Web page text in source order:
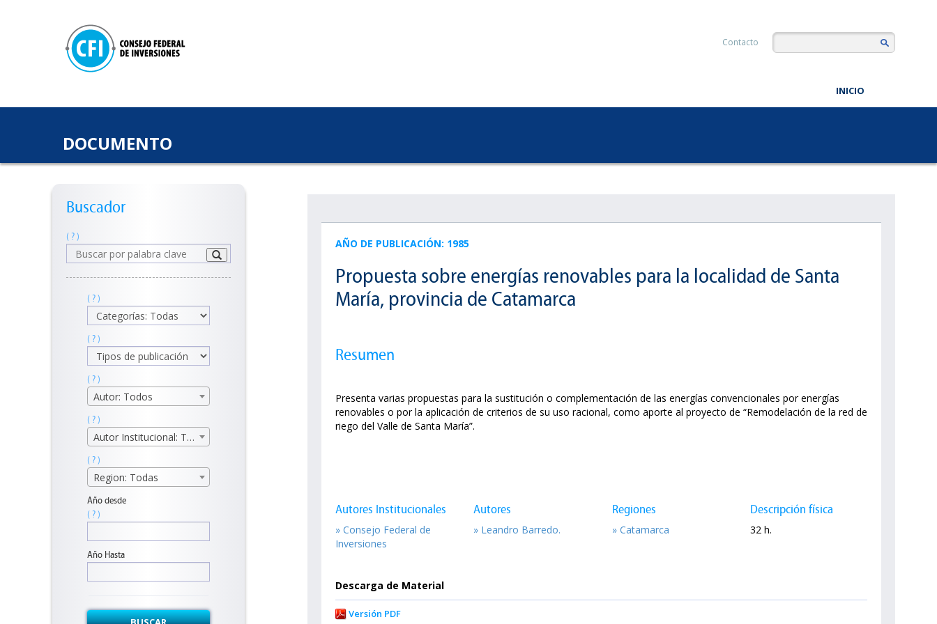
Contacto
INICIO
DOCUMENTO
Buscador
( ? )
( ? )
( ? )
( ? )
Autor: Todos
( ? )
Autor Institucional: Todos
( ? )
Region: Todas
Año desde
( ? )
Año Hasta
AÑO DE PUBLICACIÓN: 1985
Propuesta sobre energías renovables para la localidad de Santa
María, provincia de Catamarca
Resumen
Presenta varias propuestas para la sustitución o complementación de las energías convencionales por energías
renovables o por la aplicación de criterios de su uso racional, como aporte al proyecto de “Remodelación de la red de
riego del Valle de Santa María”.
Autores Institucionales
» Consejo Federal de
Inversiones
Autores
» Leandro Barredo.
Regiones
» Catamarca
Descripción física
32 h.
Descarga de Material
Versión PDF